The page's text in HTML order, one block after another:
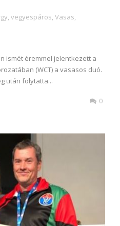
, vegyespáros, Vasas,
ismét éremmel jelentkezett a
(WCT) a vasasos duó.
után folytatta...
0